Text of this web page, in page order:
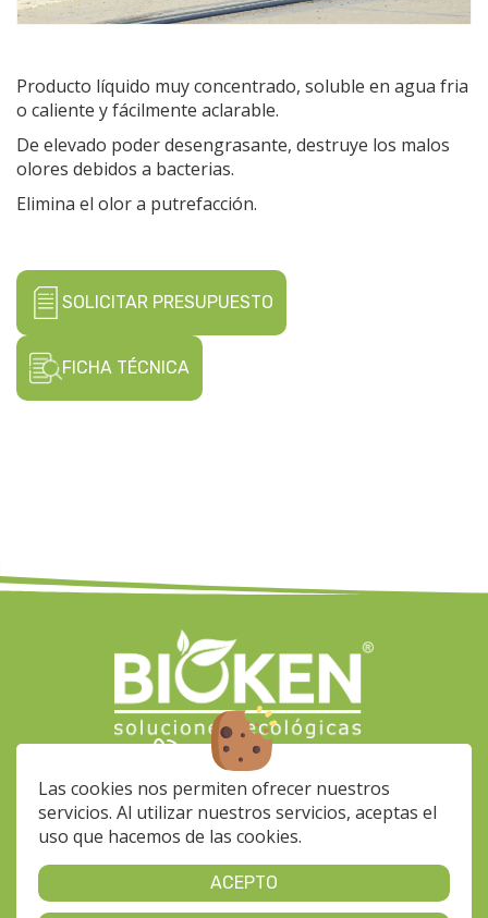
Las cookies nos permiten ofrecer nuestros
servicios. Al utilizar nuestros servicios, aceptas el
uso que hacemos de las cookies.
ACEPTO
Producto líquido muy concentrado, soluble en agua fria
o caliente y fácilmente aclarable.
De elevado poder desengrasante, destruye los malos
olores debidos a bacterias.
Elimina el olor a putrefacción.
SOLICITAR PRESUPUESTO
FICHA TÉCNICA
(+34) 928 564 033
bioken@klinerprofesional.com
Calle Fragua, 37 Nave 35
35118 - Pol. Ind. Arinaga
De Lunes a Viernes de 7 a
15h